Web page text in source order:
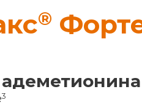
®
3